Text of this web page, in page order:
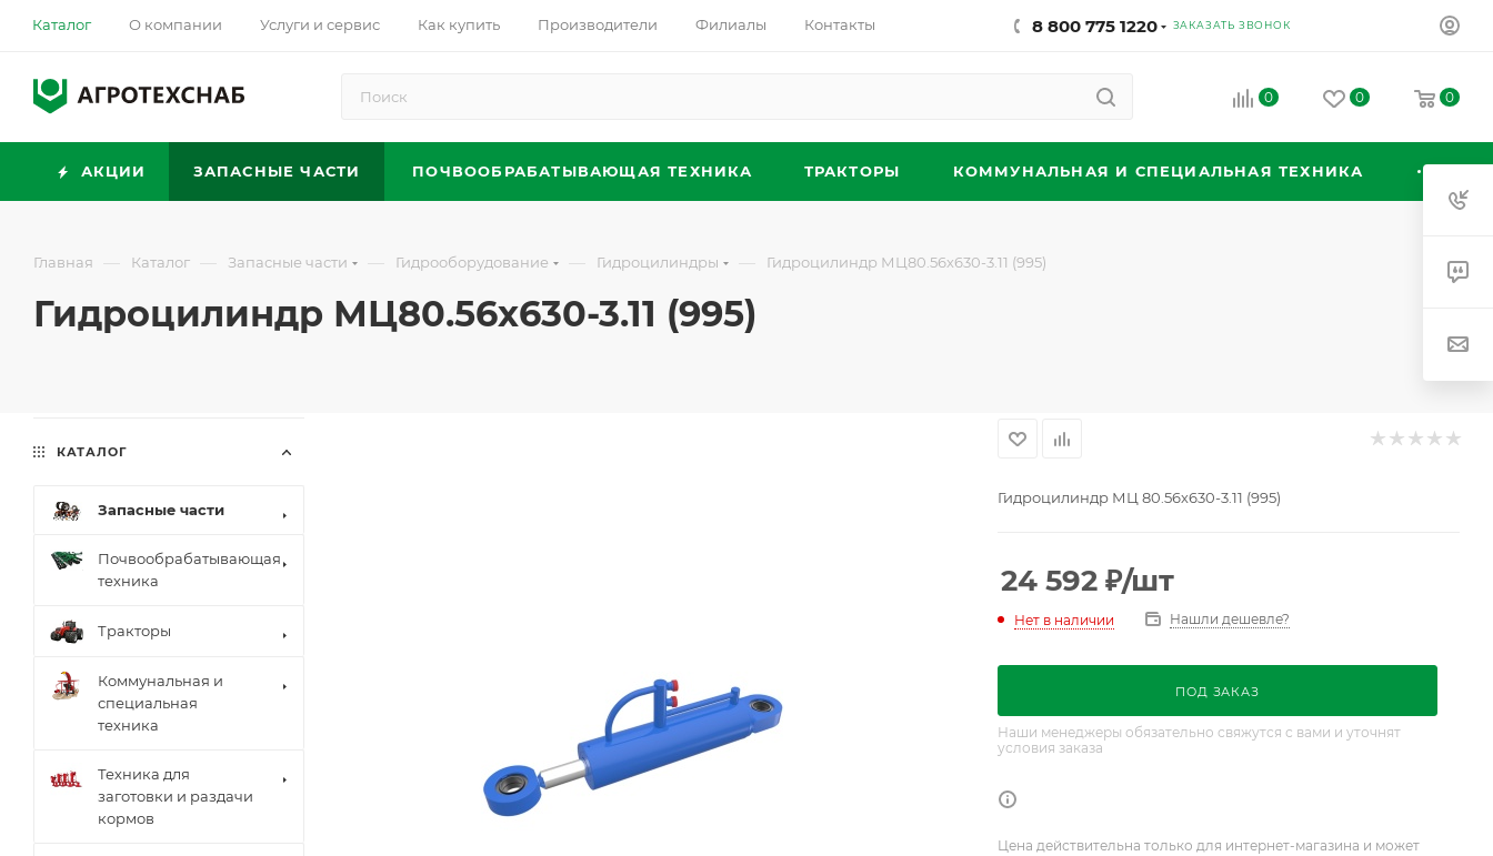
Каталог О компании Услуги и сервис Как купить Производители Филиалы Контакты 8 800 775 1220 ЗАКАЗАТЬ ЗВОНОК
0 0 0
АКЦИИ ЗАПАСНЫЕ ЧАСТИ ПОЧВООБРАБАТЫВАЮЩАЯ ТЕХНИКА ТРАКТОРЫ КОММУНАЛЬНАЯ И СПЕЦИАЛЬНАЯ ТЕХНИКА
Главная — Каталог — Запасные части — Гидрооборудование — Гидроцилиндры — Гидроцилиндр МЦ80.56х630-3.11 (995)
Гидроцилиндр МЦ80.56х630-3.11 (995)
Гидроцилиндр МЦ 80.56х630-3.11 (995)
24 592 ₽/шт
Нет в наличии Нашли дешевле?
ПОД ЗАКАЗ
Наши менеджеры обязательно свяжутся с вами и уточнят
условия заказа
Цена действительна только для интернет-магазина и может
КАТАЛОГ
Запасные части
Почвообрабатывающая
техника
Тракторы
Коммунальная и
специальная
техника
Техника для
заготовки и раздачи
кормов